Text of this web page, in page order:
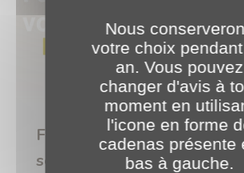
Faites fleurir votre activité
sécurité ! 🌼🔒
Nous
votre choix
an. Vous pouvez
changer d'avis à
moment en
l'icone en forme
cadenas présente
bas à gauche.